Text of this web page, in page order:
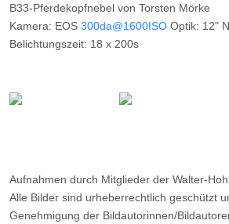
B33-Pferdekopfnebel von Torsten Mörke
Kamera: EOS 300da@1600ISO Optik: 12"
Belichtungszeit: 18 x 200s
Datum: ---
Aufnahmen durch Mitglieder der Walter-
Alle Bilder sind urheberrechtlich geschützt
Genehmigung der Bildautorinnen/